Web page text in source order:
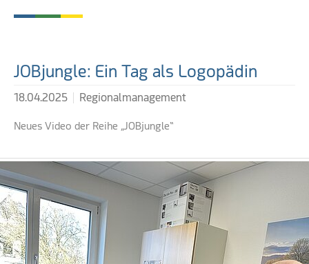
Weiterführende Links
JOBjungle: Ein Tag als Logopädin
18.04.2025 Regionalmanagement
Neues Video der Reihe „JOBjungle“